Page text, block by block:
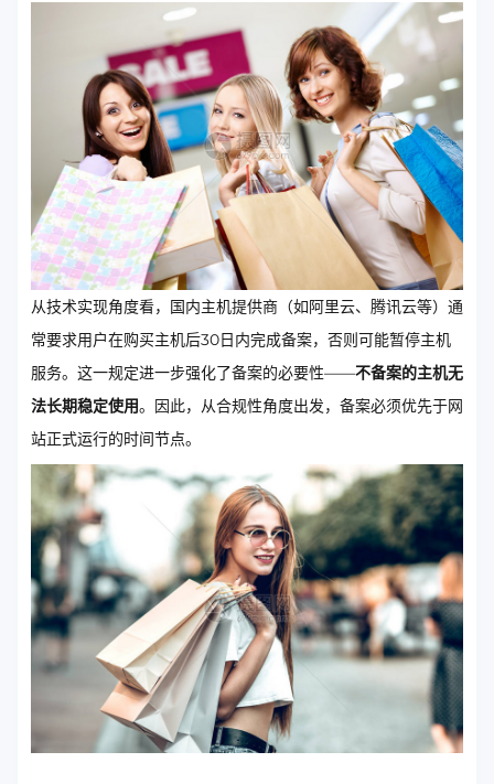
从技术实现角度看，国内主机提供商（如阿里云、腾讯云等）通
常要求用户在购买主机后30日内完成备案，否则可能暂停主机
服务。这一规定进一步强化了备案的必要性——不备案的主机无
法长期稳定使用。因此，从合规性角度出发，备案必须优先于网
站正式运行的时间节点。